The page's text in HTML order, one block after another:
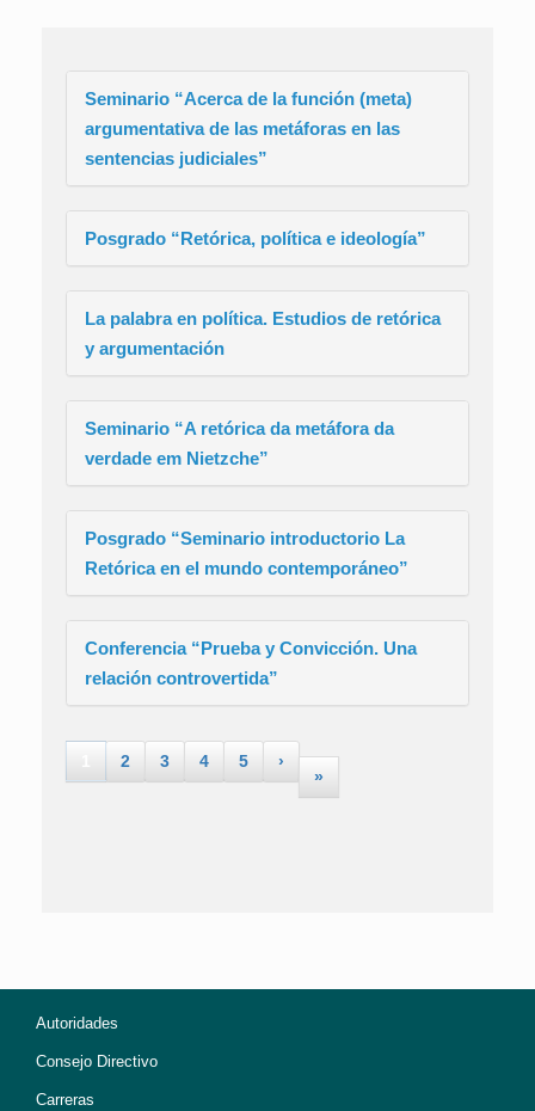
Seminario “Acerca de la función (meta)
argumentativa de las metáforas en las
sentencias judiciales”
Posgrado “Retórica, política e ideología”
La palabra en política. Estudios de retórica
y argumentación
Seminario “A retórica da metáfora da
verdade em Nietzche”
Posgrado “Seminario introductorio La
Retórica en el mundo contemporáneo”
Conferencia “Prueba y Convicción. Una
relación controvertida”
2 3 4 5
›
»
Autoridades
Consejo Directivo
Carreras